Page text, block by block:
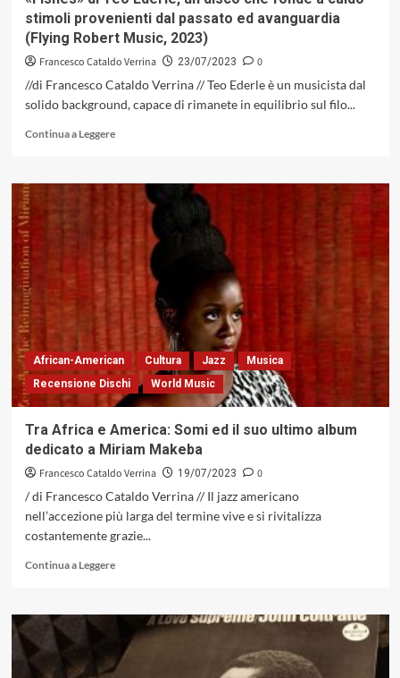
stimoli provenienti dal passato ed avanguardia
(Flying Robert Music, 2023)
Francesco Cataldo Verrina 23/07/2023
0
//di Francesco Cataldo Verrina // Teo Ederle è un musicista dal
solido background, capace di rimanete in equilibrio sul filo...
Continua a LeggereLeggi
su
«Fishes»
Ederle,
disco
che
fonde
caldo
stimoli
provenienti
dal
ed
avanguardia
(Flying
Music,
2023)
African-American Cultura Jazz
Musica
Recensione Dischi
World Music
Tra Africa e America: Somi ed il suo ultimo album
dedicato a Miriam Makeba
Francesco Cataldo Verrina 19/07/2023
0
/ di Francesco Cataldo Verrina // Il jazz americano
nell’accezione più larga del termine vive e si rivitalizza
costantemente grazie...
Continua a LeggereLeggi
su
Africa
e